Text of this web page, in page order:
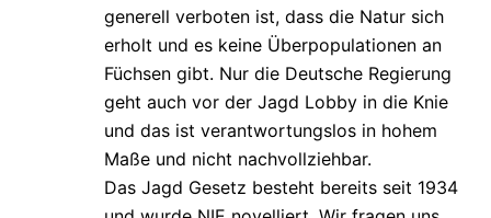
generell verboten ist, dass die Natur sich
erholt und es keine Überpopulationen an
Füchsen gibt. Nur die Deutsche Regierung
geht auch vor der Jagd Lobby in die Knie
und das ist verantwortungslos in hohem
Maße und nicht nachvollziehbar.
Das Jagd Gesetz besteht bereits seit 1934